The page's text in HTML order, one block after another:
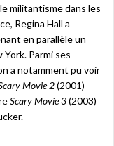
militantisme dans les
Regina Hall a
en parallèle un
Parmi ses
a notamment pu voir
Movie 2(2001)
Scary Movie 3(2003)